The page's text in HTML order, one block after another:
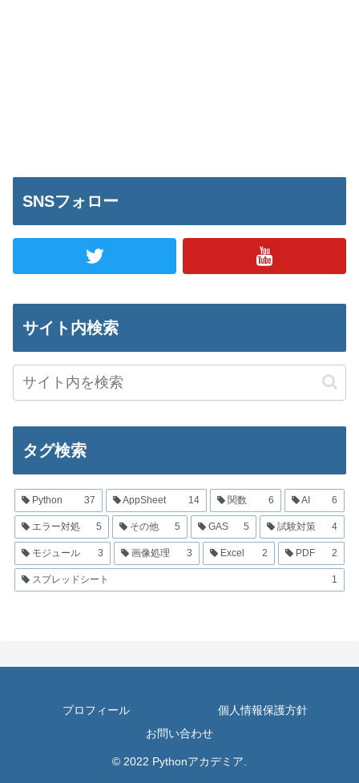
SNSフォロー
サイト内検索
タグ検索
Python 37 AppSheet 14 関数 6 AI 6
エラー対処 5 その他 5 GAS 5 試験対策 4
モジュール 3 画像処理 3 Excel 2 PDF 2
スプレッドシート 1
プロフィール
個人情報保護方針
お問い合わせ
© 2022 Pythonアカデミア.